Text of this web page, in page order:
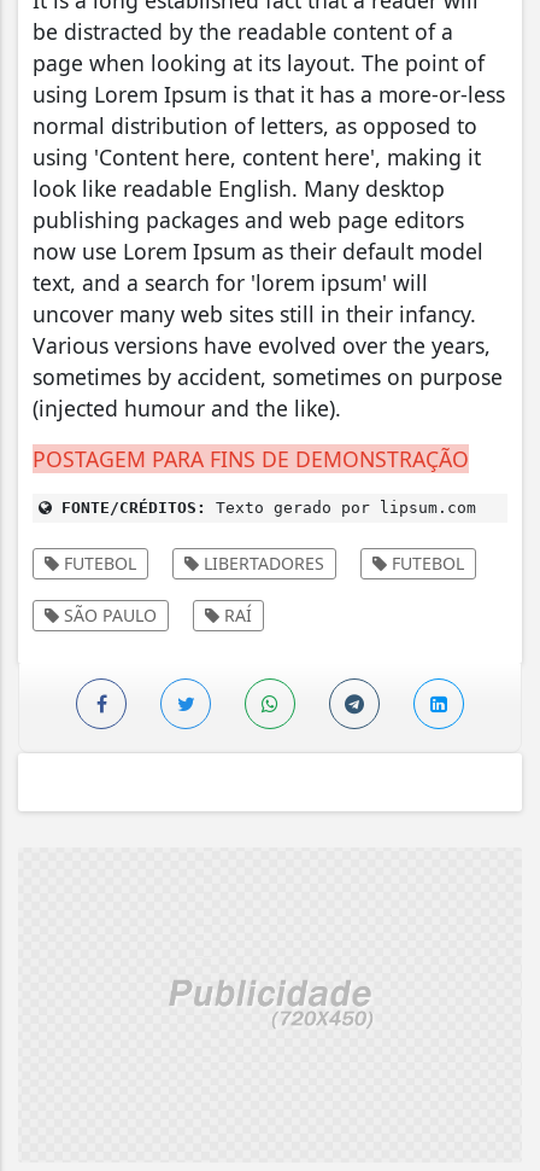
be distracted by the readable content of a
page when looking at its layout. The point of
using Lorem Ipsum is that it has a more-or-less
normal distribution of letters, as opposed to
using 'Content here, content here', making it
look like readable English. Many desktop
publishing packages and web page editors
now use Lorem Ipsum as their default model
text, and a search for 'lorem ipsum' will
uncover many web sites still in their infancy.
Various versions have evolved over the years,
sometimes by accident, sometimes on purpose
(injected humour and the like).
POSTAGEM PARA FINS DE DEMONSTRAÇÃO
FONTE/CRÉDITOS: Texto gerado por lipsum.com
FUTEBOL LIBERTADORES FUTEBOL
SÃO PAULO RAÍ